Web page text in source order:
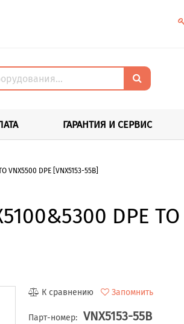
ГАРАНТИЯ И СЕРВИС
VNX5500 DPE [VNX5153-55B]
DPE
К сравнению Запомнить
Парт-номер: VNX5153-55B